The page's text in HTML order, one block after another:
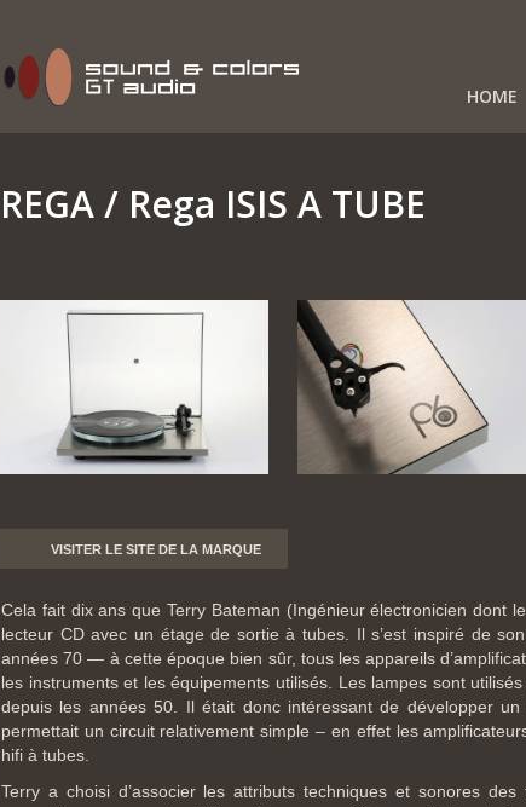
HOME
REGA/ Rega ISIS A TUBE
VISITER LE SITE DE LA MARQUE
Cela fait dix ans que Terry Bateman (Ingénieur électronicien dont
lecteur CD avec un étage de sortie à tubes. Il s’est inspiré de
années 70 — à cette époque bien sûr, tous les appareils
les instruments et les équipements utilisés. Les lampes sont
depuis les années 50. Il était donc intéressant de développer
permettait un circuit relativement simple – en effet les
hifi à tubes.
Terry a choisi d’associer les attributs techniques et sonores